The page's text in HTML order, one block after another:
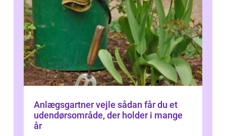
Anlægsgartner vejle sådan får du et
udendørsområde, der holder i mange
år